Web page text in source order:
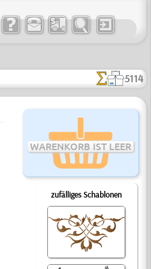
5114
WARENKORB IST LEER
zufälliges Schablonen